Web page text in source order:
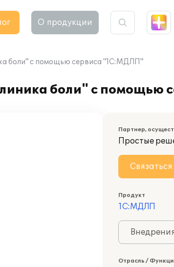
О продукции
боли" с помощью сервиса "1С:МДЛП"
боли" с помощью
Партнер,
Простые
Связаться
Продукт
1С:МДЛП
Отрасль /